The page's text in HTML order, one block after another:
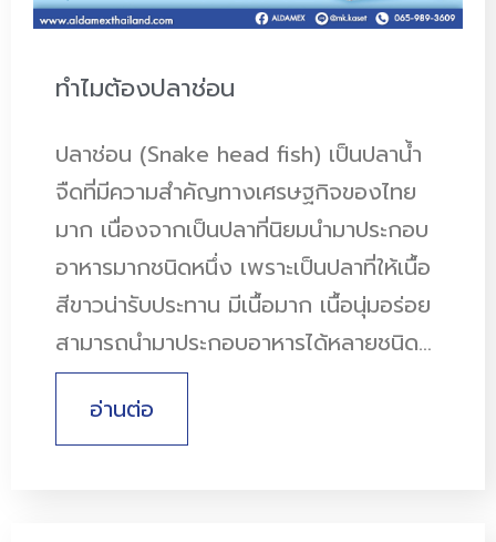
ทำไมต้องปลาช่อน
ปลาช่อน (Snake head fish) เป็นปลาน้ำ
จืดที่มีความสำคัญทางเศรษฐกิจของไทย
มาก เนื่องจากเป็นปลาที่นิยมนำมาประกอบ
อาหารมากชนิดหนึ่ง เพราะเป็นปลาที่ให้เนื้อ
สีขาวน่ารับประทาน มีเนื้อมาก เนื้อนุ่มอร่อย
สามารถนำมาประกอบอาหารได้หลายชนิด…
อ่านต่อ